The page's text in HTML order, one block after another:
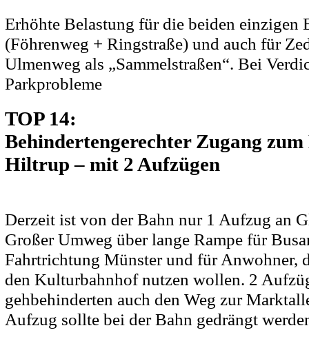
Erhöhte Belastung für die beiden einzigen
(Föhrenweg + Ringstraße) und auch für
Ulmenweg als „Sammelstraßen“. Bei
Parkprobleme
TOP 14:
Behindertengerechter Zugang
Hiltrup – mit 2 Aufzügen
Derzeit ist von der Bahn nur 1 Aufzug an
Großer Umweg über lange Rampe für
Fahrtrichtung Münster und für Anwohner,
den Kulturbahnhof nutzen wollen. 2
gehbehinderten auch den Weg zur
Aufzug sollte bei der Bahn gedrängt